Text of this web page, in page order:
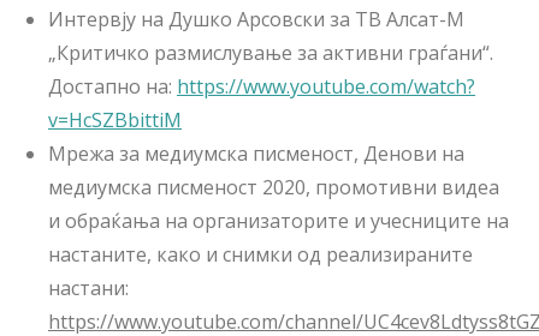
Интервју на Душко Арсовски за ТВ Алсат-М
„Критичко размислување за активни граѓани“.
Достапно на: https://www.youtube.com/watch?
v=HcSZBbittiM
Мрежа за медиумска писменост, Денови на
медиумска писменост 2020, промотивни видеа
и обраќања на организаторите и учесниците на
настаните, како и снимки од реализираните
настани:
https://www.youtube.com/channel/